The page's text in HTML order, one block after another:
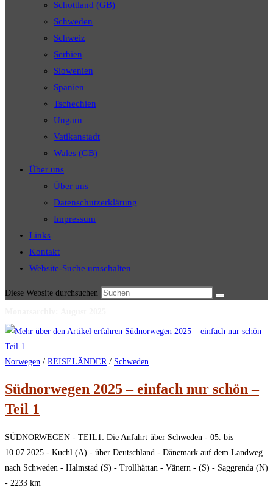
Schottland (GB)
Schweden
Schweiz
Serbien
Slowenien
Spanien
Tschechien
Ungarn
Vatikanstadt
Wales (GB)
Über uns
Über uns
Datenschutzerklärung
Impressum
Links
Kontakt
Website-Suche umschalten
Diese Website durchsuchen
Norwegen / REISELÄNDER / Schweden
Südnorwegen 2025 – einfach nur schön –
Teil 1
SÜDNORWEGEN - TEIL1: Die Anfahrt über Schweden - 05. bis
10.07.2025 - Kuchl (A) - über Deutschland - Dänemark auf dem Landweg
nach Schweden - Halmstad (S) - Trollhättan - Vänern - (S) - Saggrenda (N)
- 2233 km